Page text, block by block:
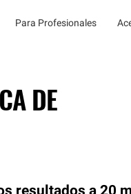
Para Profesionales
DE